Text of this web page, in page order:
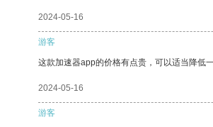
2024-05-16
游客
这款加速器app的价格有点贵，可以适当降低
2024-05-16
游客